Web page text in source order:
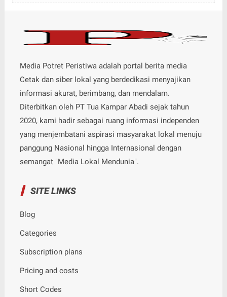
Media Potret Peristiwa adalah portal berita media
Cetak dan siber lokal yang berdedikasi menyajikan
informasi akurat, berimbang, dan mendalam.
Diterbitkan oleh PT Tua Kampar Abadi sejak tahun
2020, kami hadir sebagai ruang informasi independen
yang menjembatani aspirasi masyarakat lokal menuju
panggung Nasional hingga Internasional dengan
semangat "Media Lokal Mendunia".
SITE LINKS
Blog
Categories
Subscription plans
Pricing and costs
Short Codes